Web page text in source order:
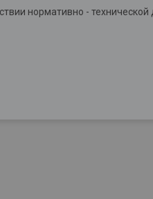
нормативно -